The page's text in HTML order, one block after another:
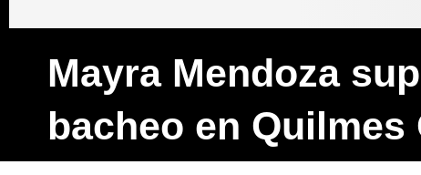
Mayra Mendoza
bacheo en Quilmes